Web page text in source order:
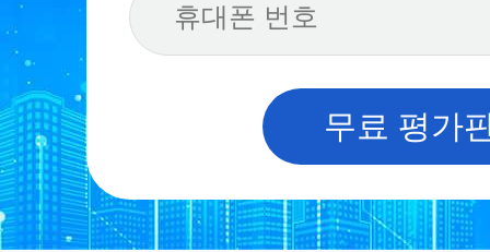
무료 평가